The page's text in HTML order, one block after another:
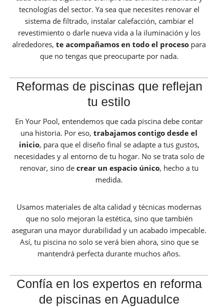
tecnologías del sector. Ya sea que necesites renovar el
sistema de filtrado, instalar calefacción, cambiar el
revestimiento o darle nueva vida a la iluminación y los
alrededores, te acompañamos en todo el proceso para
que no tengas que preocuparte por nada.
Reformas de piscinas que reflejan
tu estilo
En Your Pool, entendemos que cada piscina debe contar
una historia. Por eso, trabajamos contigo desde el
inicio, para que el diseño final se adapte a tus gustos,
necesidades y al entorno de tu hogar. No se trata solo de
renovar, sino de crear un espacio único, hecho a tu
medida.
Usamos materiales de alta calidad y técnicas modernas
que no solo mejoran la estética, sino que también
aseguran una mayor durabilidad y un acabado impecable.
Así, tu piscina no solo se verá bien ahora, sino que se
mantendrá perfecta durante muchos años.
Confía en los expertos en reforma
de piscinas en Aguadulce